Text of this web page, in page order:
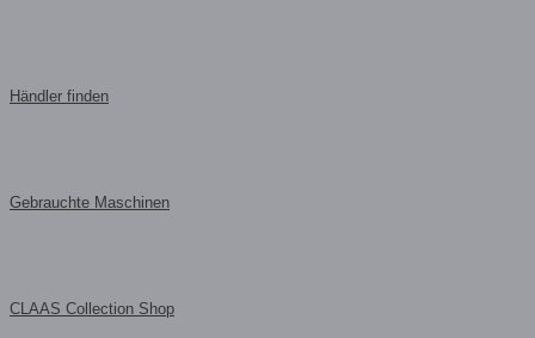
Händler finden
Gebrauchte Maschinen
CLAAS Collection Shop